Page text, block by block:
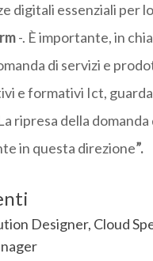
digitali essenziali per
-. È importante, in
di servizi e
e formativi Ict,
ripresa della
in questa direzione”.
Designer, Cloud